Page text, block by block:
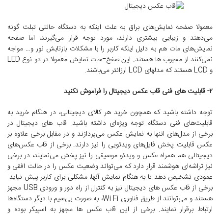
معمولا صفحه نمایش‌های براق به علت اینکه به دستگاه حالتی تبلت گونه
می‌دهند و زیبایی بیشتری دارند، مورد توجه قرار می‌گیرند، اما صفحه
نمایش‌های مات هم به دلیل اینکه کاربر را با مشکلات بازتابش نور و… مواجه
نمی‌کنند از محبوب ها هستند. این صفخ=حات نمایش معمولا در دو نوع LED
و LCD هستند که مدلهای LCD ارزانتر می‌باشند.
۲- قابلیت های فنی قاب عکس دیجیتال را فراموش نکنید
توجه داشته باشید که همچون خرید هر کالای دیجیتالی، در هنگام خرید به
قابلیت‌های فنی دستگاه توجه ویژه‌ای داشته باشید. قاب های دیجیتال در
برخی از مدل‌های اتنها به نمایش عکس می‌پردازند و در مقابل برخی علاوه بر
عکس قابلیت پخش فایل‌های ویدئویی را نیز دارند. برخی از قاب عکس‌های
دیجیتالی هم همراه عکس و ویدئو موسیقی را نیز پخش می‌نمایند، در برخی
نیز تراشه‌ای هوشمند قرار دارد که می‌تواند وضعیت عکس را در حالت افقی و
عمودی تشخیص دهد تا به هنگام نمایش آنها، مشکلی برای کاربر پیش نیاید.
برخی از قاب عکس های دیجیتال نیز به کنترل از راه دور و ورودی USB مجهز
هستند و می‌توانند از طریق فناوری Wi Fi، به صورت بی‌سیم با دیگر دستگاه‌ها
ارتباط برقرار نمایند. برخی از این قاب عکس ها مجهز به اسپیکر بوده و